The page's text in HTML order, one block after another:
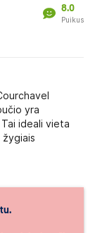
8.0
Puikus
yra
ideali vieta
žygiais